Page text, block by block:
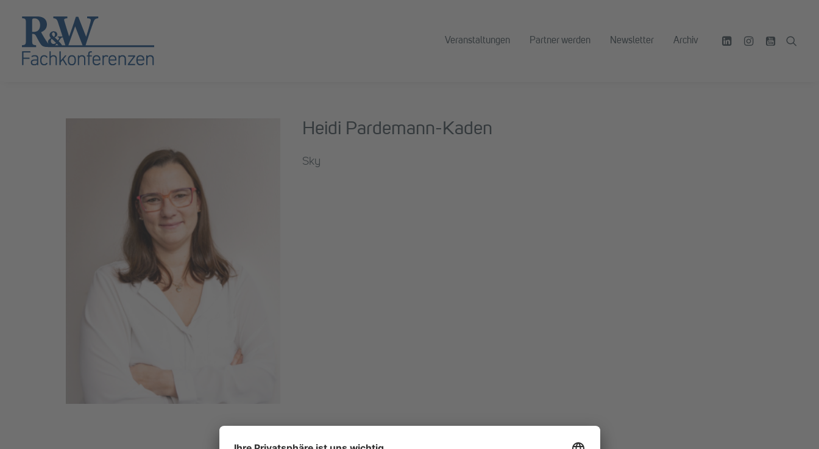
Veranstaltungen Partner werden Newsletter Archiv
Heidi Pardemann-Kaden
Sky